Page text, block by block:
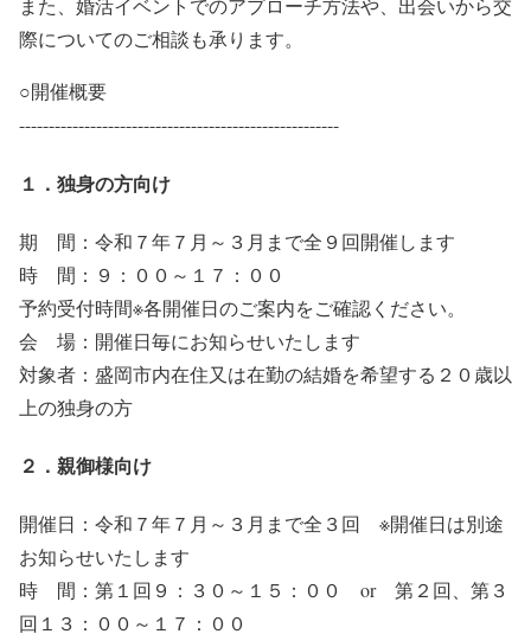
また、婚活イベントでのアプローチ方法や、出会いから交
際についてのご相談も承ります。
○開催概要
------------------------------------------------------
１．独身の方向け
期 間：令和７年７月～３月まで全９回開催します
時 間：９：００～１７：００
予約受付時間※各開催日のご案内をご確認ください。
会 場：開催日毎にお知らせいたします
対象者：盛岡市内在住又は在勤の結婚を希望する２０歳以
上の独身の方
２．親御様向け
開催日：令和７年７月～３月まで全３回 ※開催日は別途
お知らせいたします
時 間：第１回９：３０～１５：００ or 第２回、第３
回１３：００～１７：００